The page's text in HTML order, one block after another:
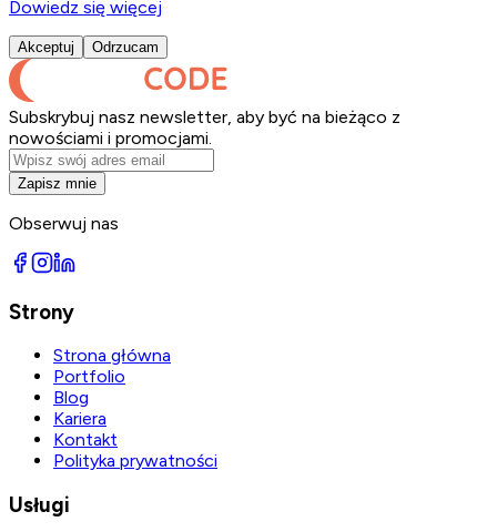
Dowiedz się więcej
Akceptuj Odrzucam
Subskrybuj nasz newsletter, aby być na bieżąco z
nowościami i promocjami.
Zapisz mnie
Obserwuj nas
Strony
Strona główna
Portfolio
Blog
Kariera
Kontakt
Polityka prywatności
Usługi